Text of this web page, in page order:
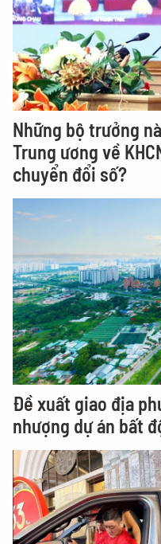
Những bộ trưởng
Trung ương về
chuyển đổi số?
Đề xuất giao địa
nhượng dự án bất